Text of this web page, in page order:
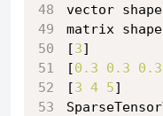
vector
matrix
[3]
[0.3 0.3 0.3
[3 4 5]